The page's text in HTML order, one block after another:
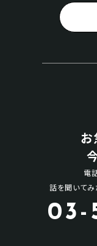
お
電
話を聞いてみ
03-